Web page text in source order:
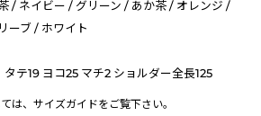
/ ネイビー / グリーン / あか茶 / オレンジ /
ーブ / ホワイト
タテ19 ヨコ25 マチ2 ショルダー全長125
は、 サイズガイドをご覧下さい。